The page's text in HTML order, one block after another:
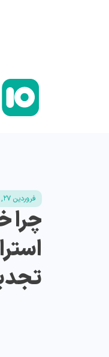
فروردین ۲۷, ۱۳۹۸
چرا